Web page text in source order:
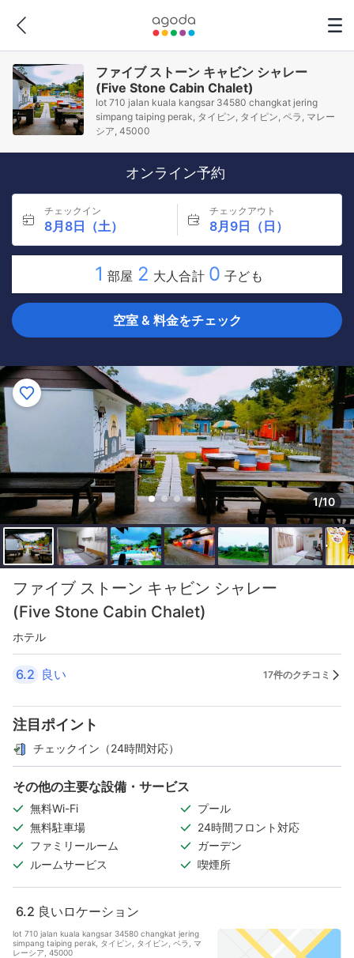
ファイブ ストーン キャビン シャレー
(Five Stone Cabin Chalet)
lot 710 jalan kuala kangsar 34580 changkat jering
simpang taiping perak, タイピン, タイピン, ペラ, マレー
シア, 45000
オンライン予約
チェックイン
8月8日（土）
チェックアウト
8月9日（日）
1 部屋 2 大人合計 0 子ども
空室 & 料金をチェック
1/10
ファイブ ストーン キャビン シャレー
(Five Stone Cabin Chalet)
ホテル
6.2 良い 17件のクチコミ
注目ポイント
チェックイン（24時間対応）
その他の主要な設備・サービス
無料Wi-Fi
プール
無料駐車場
24時間フロント対応
ファミリールーム
ガーデン
ルームサービス
喫煙所
6.2 良いロケーション
lot 710 jalan kuala kangsar 34580 changkat jering
simpang taiping perak, タイピン, タイピン, ペラ, マ
レーシア, 45000